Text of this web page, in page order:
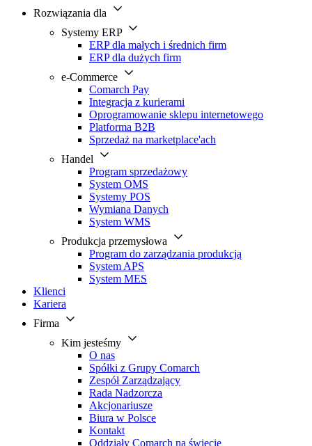
Rozwiązania dla
Systemy ERP
ERP dla małych i średnich firm
ERP dla dużych firm
e-Commerce
Comarch Pay
Integracja z kurierami
Oprogramowanie sklepu internetowego
Platforma B2B
Sprzedaż na marketplace'ach
Handel
Program sprzedażowy
System OMS
Systemy POS
Wymiana Danych
System WMS
Produkcja przemysłowa
Program do zarządzania produkcją
System APS
System MES
Klienci
Kariera
Firma
Kim jesteśmy
O nas
Spółki z Grupy Comarch
Zespół Zarządzający
Rada Nadzorcza
Akcjonariusze
Biura w Polsce
Kontakt
Oddziały Comarch na świecie